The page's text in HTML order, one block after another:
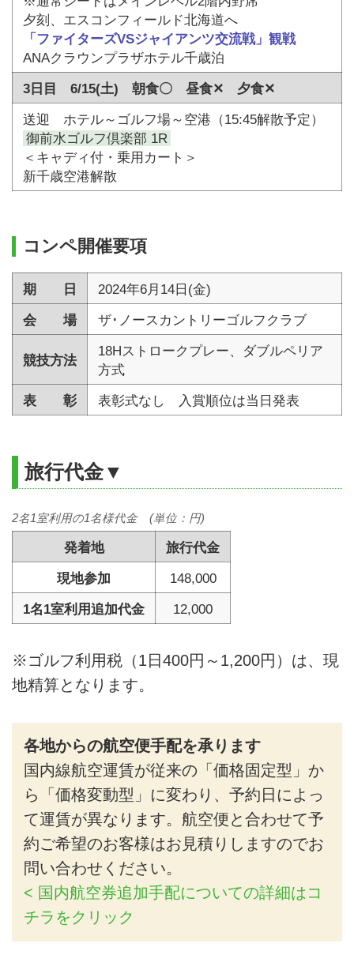
夕刻、エスコンフィールド北海道へ
「ファイターズVSジャイアンツ交流戦」観戦
ANAクラウンプラザホテル千歳泊
3日目 6/15(土) 朝食〇 昼食✕ 夕食✕
送迎 ホテル～ゴルフ場～空港（15:45解散予定）
御前水ゴルフ倶楽部 1R
＜キャディ付・乗用カート＞
新千歳空港解散
コンペ開催要項
期 日
2024年6月14日(金)
会 場
ザ･ノースカントリーゴルフクラブ
競技方法
18Hストロークプレー、ダブルペリア
方式
表 彰
表彰式なし 入賞順位は当日発表
旅行代金▼
発着地
旅行代金
現地参加
148,000
1名1室利用追加代金
12,000
2名1室利用の1名様代金 (単位：円)
※ゴルフ利用税（1日400円～1,200円）は、現
地精算となります。
各地からの航空便手配を承ります
国内線航空運賃が従来の「価格固定型」か
ら「価格変動型」に変わり、予約日によっ
て運賃が異なります。航空便と合わせて予
約ご希望のお客様はお見積りしますのでお
問い合わせください。
< 国内航空券追加手配についての詳細はコ
チラをクリック